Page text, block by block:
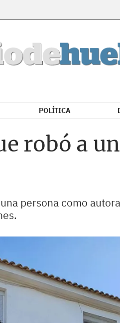
POLÍTICA
robó a
persona como